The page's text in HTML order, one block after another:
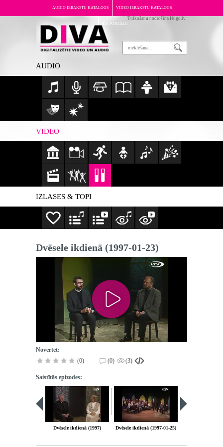
AUDIO IERAKSTU KATALOGS VIDEO IERAKSTU KATALOGS
PAR PORTĀLU
Tulkošanu nodrošina Hugo.lv
AUDIO
VIDEO
IZLASES & TOPI
Dvēsele ikdienā (1997-01-23)
Novērtēt:
(0)
(0) (3)
Saistītās epizodes:
Dvēsele ikdienā (1997) Dvēsele ikdienā (1997-01-25)